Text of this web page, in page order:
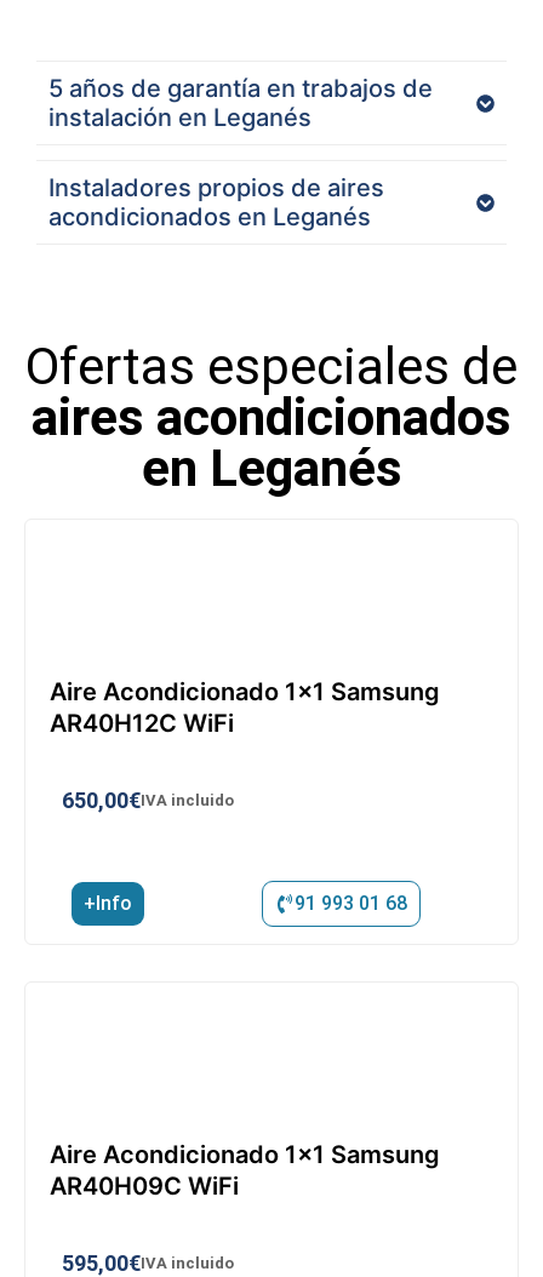
5 años de garantía en trabajos de
instalación en Leganés
Instaladores propios de aires
acondicionados en Leganés
Ofertas especiales de
aires acondicionados
en Leganés
Aire Acondicionado 1×1 Samsung
AR40H12C WiFi
650,00€IVA incluido
+Info 91 993 01 68
Aire Acondicionado 1×1 Samsung
AR40H09C WiFi
595,00€IVA incluido